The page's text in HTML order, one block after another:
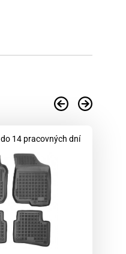
do 14 pracovných dní